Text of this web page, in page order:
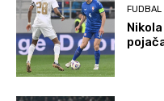
FUDBAL